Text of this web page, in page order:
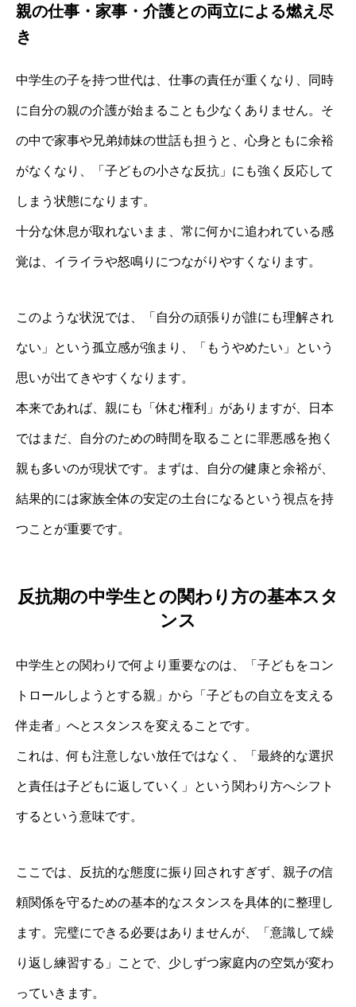
親の仕事・家事・介護との両立による燃え尽
き
中学生の子を持つ世代は、仕事の責任が重くなり、同時
に自分の親の介護が始まることも少なくありません。そ
の中で家事や兄弟姉妹の世話も担うと、心身ともに余裕
がなくなり、「子どもの小さな反抗」にも強く反応して
しまう状態になります。
十分な休息が取れないまま、常に何かに追われている感
覚は、イライラや怒鳴りにつながりやすくなります。
このような状況では、「自分の頑張りが誰にも理解され
ない」という孤立感が強まり、「もうやめたい」という
思いが出てきやすくなります。
本来であれば、親にも「休む権利」がありますが、日本
ではまだ、自分のための時間を取ることに罪悪感を抱く
親も多いのが現状です。まずは、自分の健康と余裕が、
結果的には家族全体の安定の土台になるという視点を持
つことが重要です。
反抗期の中学生との関わり方の基本スタ
ンス
中学生との関わりで何より重要なのは、「子どもをコン
トロールしようとする親」から「子どもの自立を支える
伴走者」へとスタンスを変えることです。
これは、何も注意しない放任ではなく、「最終的な選択
と責任は子どもに返していく」という関わり方へシフト
するという意味です。
ここでは、反抗的な態度に振り回されすぎず、親子の信
頼関係を守るための基本的なスタンスを具体的に整理し
ます。完璧にできる必要はありませんが、「意識して繰
り返し練習する」ことで、少しずつ家庭内の空気が変わ
っていきます。